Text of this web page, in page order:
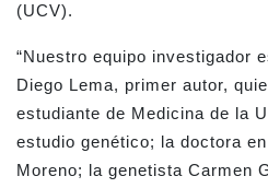
(UCV).
“Nuestro equipo investigador
Diego Lema, primer autor,
estudiante de Medicina de la
estudio genético; la doctora
Moreno; la genetista Carmen